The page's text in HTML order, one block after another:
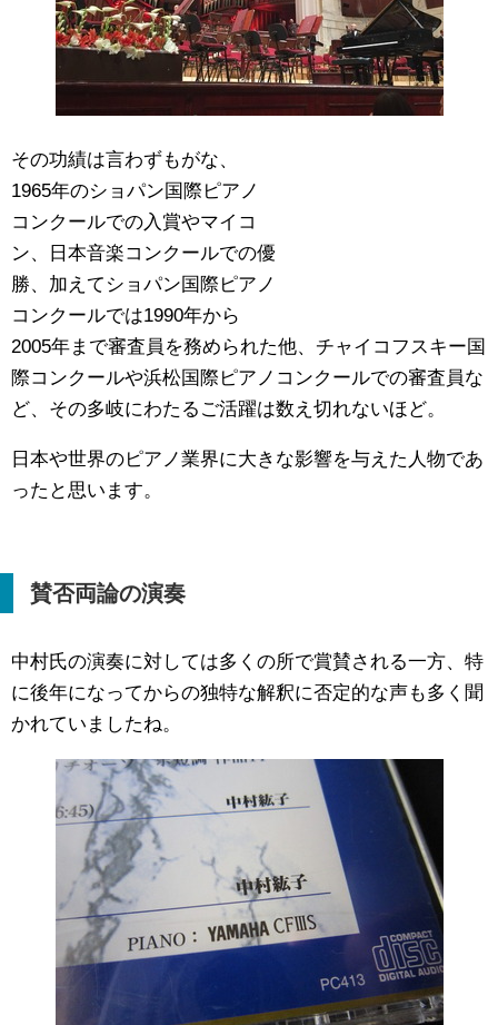
その功績は言わずもがな、
1965年のショパン国際ピアノ
コンクールでの入賞やマイコ
ン、日本音楽コンクールでの優
勝、加えてショパン国際ピアノ
コンクールでは1990年から
2005年まで審査員を務められた他、チャイコフスキー国
際コンクールや浜松国際ピアノコンクールでの審査員な
ど、その多岐にわたるご活躍は数え切れないほど。
日本や世界のピアノ業界に大きな影響を与えた人物であ
ったと思います。
賛否両論の演奏
中村氏の演奏に対しては多くの所で賞賛される一方、特
に後年になってからの独特な解釈に否定的な声も多く聞
かれていましたね。